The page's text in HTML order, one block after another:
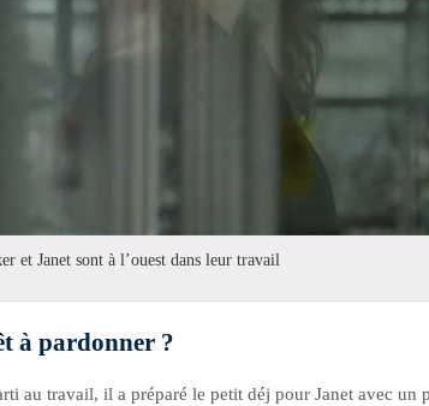
et Janet sont à l’ouest dans leur travail
à pardonner ?
au travail, il a préparé le petit déj pour Janet avec un